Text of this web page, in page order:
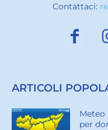
Contattaci:
ARTICOLI
per